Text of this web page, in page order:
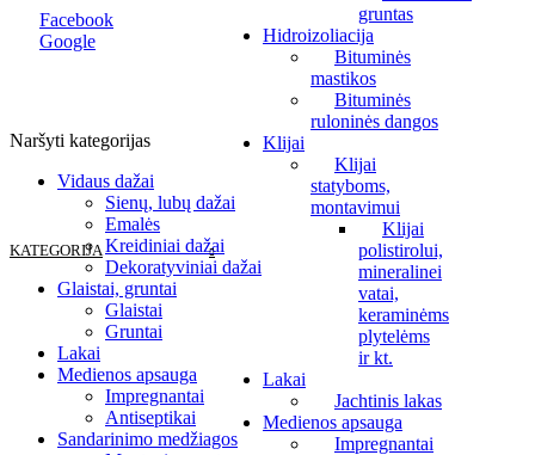
KATEGORIJA
gruntas
Hidroizoliacija
Bituminės
mastikos
Bituminės
ruloninės dangos
Klijai
Klijai
statyboms,
montavimui
Klijai
polistirolui,
mineralinei
vatai,
keraminėms
plytelėms
ir kt.
Lakai
Jachtinis lakas
Medienos apsauga
Impregnantai
Facebook
Google
Naršyti kategorijas
Vidaus dažai
Sienų, lubų dažai
Emalės
Kreidiniai dažai
Dekoratyviniai dažai
Glaistai, gruntai
Glaistai
Gruntai
Lakai
Medienos apsauga
Impregnantai
Antiseptikai
Sandarinimo medžiagos